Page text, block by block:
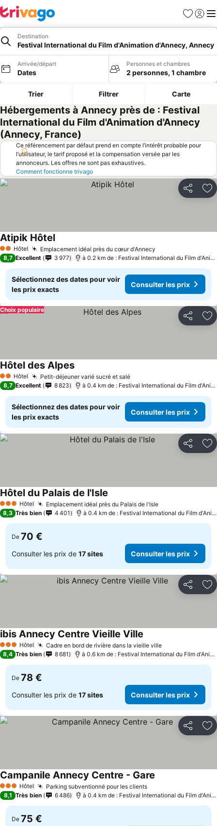
Favoris
Se
Destination
Festival International du Film d'Animation d'Annecy, Annecy
Arrivée/départ
Dates
Personnes et chambres
2 personnes, 1 chambre
Trier Filtrer Carte
Hébergements à Annecy près de : Festival
International du Film d'Animation d'Annecy
(Annecy, France)
Ce référencement par défaut prend en compte l’intérêt probable pour
l’utilisateur, le tarif proposé et la compensation versée par les
annonceurs. Les offres ne sont pas exhaustives.
Comment fonctionne trivago
Partager
2 Étoiles
Hôtel Emplacement idéal près du cœur d'Annecy
Atipik HôtelConsulter les prix
8,7 Excellent 3 977 à 0.2 km de : Festival International du Film
Sélectionnez des dates pour voir
les prix exacts
Consulter les prix
Partager
Choix populaire
2 Étoiles
Hôtel Petit-déjeuner varié sucré et saléConsulter les prix
Hôtel des AlpesConsulter les prix
8,7 Excellent 8 823 à 0.4 km de : Festival International du Film
Sélectionnez des dates pour voir
les prix exacts
Consulter les prix
Partager
3 ÉtoilesHôtel Emplacement idéal près du Palais de l'IsleConsulter les
Hôtel du Palais de l'Isle
8,3 Très bien 4 401 à 0.4 km de : Festival International du Film
De 70 €
Consulter les prix de 17 sites Consulter les prix
Partager
3 ÉtoilesHôtel Cadre en bord de rivière dans la vieille villeConsulter les
ibis Annecy Centre Vieille Ville
8,4 Très bien 8 681 à 0.6 km de : Festival International du Film
De 78 €
Consulter les prix de 17 sites Consulter les prix
Partager
3 ÉtoilesHôtel Parking subventionné pour les clientsConsulter les prix
Campanile Annecy Centre - Gare
8,1 Très bien 6 486 à 0.4 km de : Festival International du Film
De 75 €